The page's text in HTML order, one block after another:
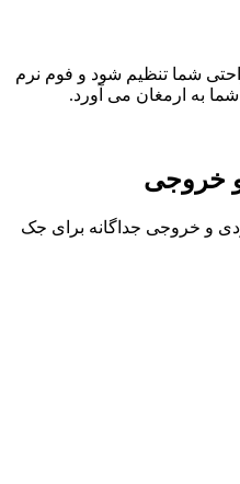
شما تنظیم شود و فوم نرم
به ارمغان می آورد.
و خروجی
و خروجی جداگانه برای جک